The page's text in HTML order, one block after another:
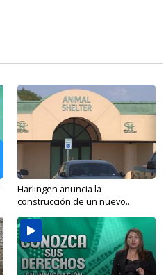
Harlingen anuncia la
construcción de un nuevo...